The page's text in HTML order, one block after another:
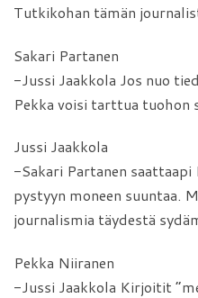
Tutkikohan tämän
Sakari Partanen
-Jussi Jaakkola Jos nuo
Pekka voisi tarttua tuohon
Jussi Jaakkola
-Sakari Partanen
pystyyn moneen suuntaa.
journalismia täydestä
Pekka Niiranen
-Jussi Jaakkola Kirjoitit